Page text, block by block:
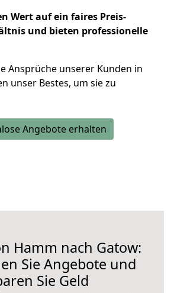
Wert auf ein faires Preis-
und bieten professionelle
Ansprüche unserer Kunden in
unser Bestes, um sie zu
Angebote erhalten
Hamm nach Gatow:
Sie Angebote und
Sie Geld